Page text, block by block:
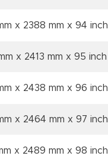
x 2388 mm x 94 inch
x 2413 mm x 95 inch
x 2438 mm x 96 inch
x 2464 mm x 97 inch
x 2489 mm x 98 inch